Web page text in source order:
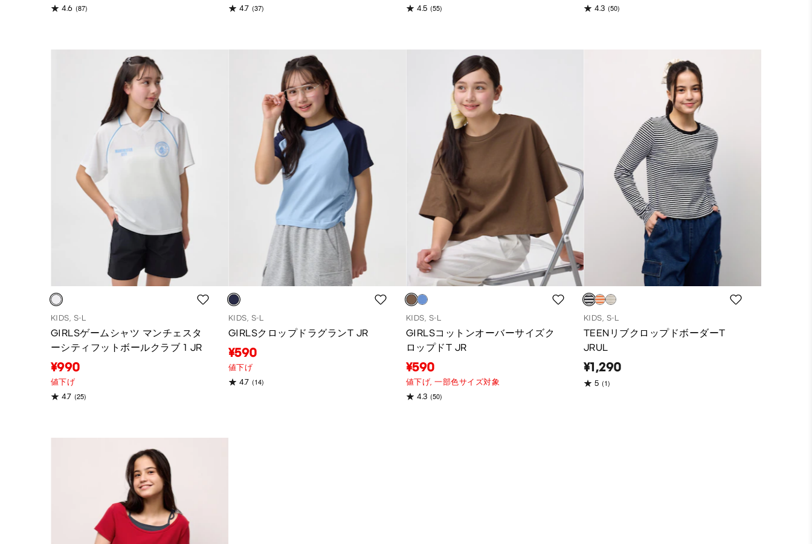
4.6 (87) 4.7 (37) 4.5 (55) 4.3 (50)
KIDS, S-L
GIRLSゲームシャツ マンチェスタ
ーシティフットボールクラブ 1 JR
¥990
値下げ
4.7 (25)
KIDS, S-L
GIRLSクロップドラグランT JR
¥590
値下げ
4.7 (14)
KIDS, S-L
GIRLSコットンオーバーサイズク
ロップドT JR
¥590
値下げ,一部色サイズ対象
4.3 (50)
KIDS, S-L
TEENリブクロップドボーダーT
JRUL
¥1,290
5 (1)